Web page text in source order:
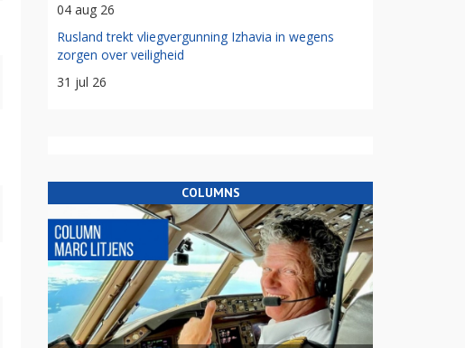
04 aug 26
Rusland trekt vliegvergunning Izhavia in wegens
zorgen over veiligheid
31 jul 26
COLUMNS